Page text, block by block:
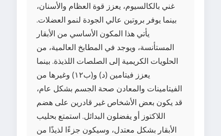
غني بالكالسيوم، يعزز قوة العظام والأسنان،
بينما يوفر بروتين عالي الجودة لنمو العضلات.
يأتي هذا المكون الأساسي من الأبقار
المستأنسة، ويوجد في المطابخ العالمية، من
الحلويات الكريمية إلى الصلصات اللذيذة. بينما
يعزز فيتامين (د) و(ب١٢) وغيرها من
الفيتامينات والمعادن صحة الجسم بشكل عام،
قد يكون بعض الأشخاص غير قادرين على هضم
اللاكتوز أو يفضلون البدائل. استمتع بحليب
الأبقار بشكل معتدل، وسيكون جزءًا لذيذًا من